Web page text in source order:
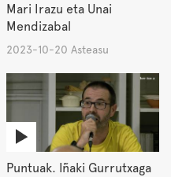
Mari Irazu eta Unai
Mendizabal
2023-10-20 Asteasu
Puntuak. Iñaki Gurrutxaga